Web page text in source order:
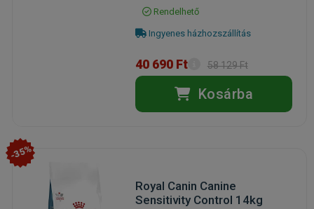
Rendelhető
Ingyenes házhozszállítás
40 690 Ft 58 129 Ft
Kosárba
-35%
Royal Canin Canine
Sensitivity Control 14kg